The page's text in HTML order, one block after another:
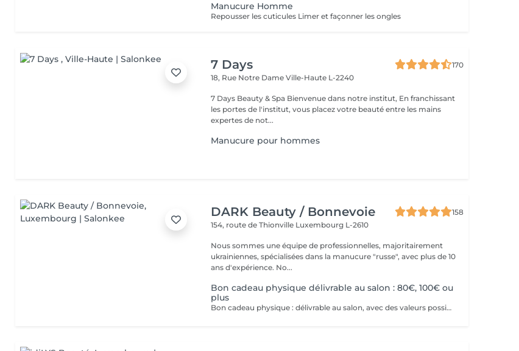
Manucure Homme
Repousser les cuticules Limer et façonner les ongles
7 Days
170
18, Rue Notre DameVille-Haute L-2240
7 Days Beauty & Spa Bienvenue dans notre institut, En franchissant
les portes de l'institut, vous placez votre beauté entre les mains
expertes de not...
Manucure pour hommes
DARK Beauty / Bonnevoie
158
154, route de Thionville Luxembourg L-2610
Nous sommes une équipe de professionnelles, majoritairement
ukrainiennes, spécialisées dans la manucure "russe", avec plus de 10
ans d'expérience. No...
Bon cadeau physique délivrable au salon : 80€, 100€ ou
plus
Bon cadeau physique : délivrable au salon, avec des valeurs possibles de 80€, 100€ ou plus de 100€. Bon cadeau électronique : délivrable par email, avec une valeur à choisir librement, à acheter directement sur ce site internet. Nos bons cadeaux sont valables sur tous nos services et peuvent être utilisés en plusieurs fois.